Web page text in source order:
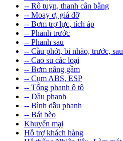
-- Rô tuyn, thanh cân bằng
-- Moay ơ, giá đỡ
-- Bơm trợ lực, tích áp
-- Phanh trước
-- Phanh sau
-- Cầu phớt, bi nhào, trước, sau
-- Cao su các loại
-- Bơm nâng gầm
-- Cụm ABS, ESP
-- Tổng phanh ô tô
-- Dầu phanh
-- Bình dầu phanh
-- Bát bèo
Khuyến mại
Hỗ trợ khách hàng